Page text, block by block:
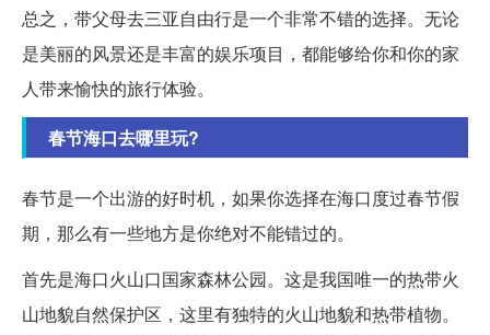
总之，带父母去三亚自由行是一个非常不错的选择。无论
是美丽的风景还是丰富的娱乐项目，都能够给你和你的家
人带来愉快的旅行体验。
春节海口去哪里玩?
春节是一个出游的好时机，如果你选择在海口度过春节假
期，那么有一些地方是你绝对不能错过的。
首先是海口火山口国家森林公园。这是我国唯一的热带火
山地貌自然保护区，这里有独特的火山地貌和热带植物。